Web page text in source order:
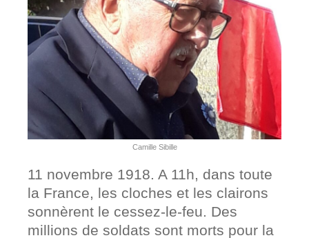
Camille Sibille
11 novembre 1918. A 11h, dans toute
la France, les cloches et les clairons
sonnèrent le cessez-le-feu. Des
millions de soldats sont morts pour la